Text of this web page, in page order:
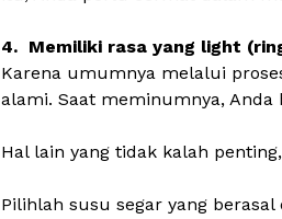
4. Memiliki rasa yang light
Karena umumnya melalui
alami. Saat meminumnya, Anda
Hal lain yang tidak kalah
Pilihlah susu segar yang